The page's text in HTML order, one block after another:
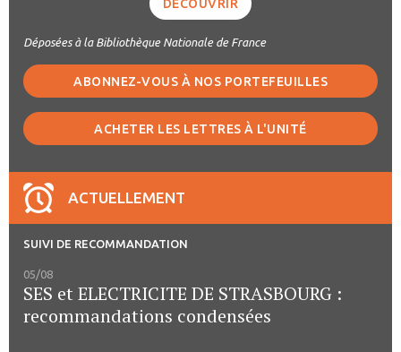
DÉCOUVRIR
Déposées à la Bibliothèque Nationale de France
ABONNEZ-VOUS À NOS PORTEFEUILLES
ACHETER LES LETTRES À L'UNITÉ
ACTUELLEMENT
SUIVI DE RECOMMANDATION
05/08
SES et ELECTRICITE DE STRASBOURG :
recommandations condensées